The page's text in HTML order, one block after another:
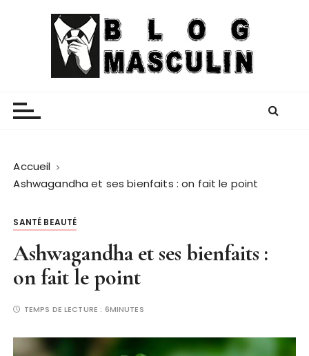
Accueil
Ashwagandha et ses bienfaits : on fait le point
SANTÉ BEAUTÉ
Ashwagandha et ses bienfaits :
on fait le point
TEMPS DE LECTURE : 6MINUTES